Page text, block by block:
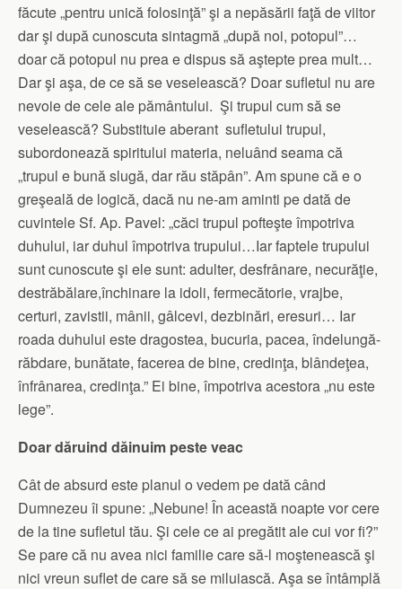
făcute „pentru unică folosinţă” şi a nepăsării faţă de viitor
dar şi după cunoscuta sintagmă „după noi, potopul”…
doar că potopul nu prea e dispus să aştepte prea mult…
Dar şi aşa, de ce să se veselească? Doar sufletul nu are
nevoie de cele ale pământului. Şi trupul cum să se
veselească? Substituie aberant sufletului trupul,
subordonează spiritului materia, neluând seama că
„trupul e bună slugă, dar rău stăpân”. Am spune că e o
greşeală de logică, dacă nu ne-am aminti pe dată de
cuvintele Sf. Ap. Pavel: „căci trupul pofteşte împotriva
duhului, iar duhul împotriva trupului…Iar faptele trupului
sunt cunoscute şi ele sunt: adulter, desfrânare, necurăţie,
destrăbălare,închinare la idoli, fermecătorie, vrajbe,
certuri, zavistii, mânii, gâlcevi, dezbinări, eresuri… Iar
roada duhului este dragostea, bucuria, pacea, îndelungă-
răbdare, bunătate, facerea de bine, credinţa, blândeţea,
înfrânarea, credinţa.” Ei bine, împotriva acestora „nu este
lege”.
Doar dăruind dăinuim peste veac
Cât de absurd este planul o vedem pe dată când
Dumnezeu îi spune: „Nebune! În această noapte vor cere
de la tine sufletul tău. Şi cele ce ai pregătit ale cui vor fi?”
Se pare că nu avea nici familie care să-l moştenească şi
nici vreun suflet de care să se miluiască. Aşa se întâmplă